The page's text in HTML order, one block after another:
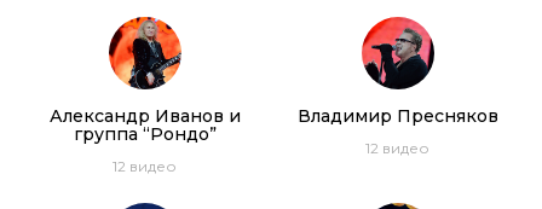
Александр Иванов и
группа “Рондо”
12 видео
Владимир Пресняков
12 видео